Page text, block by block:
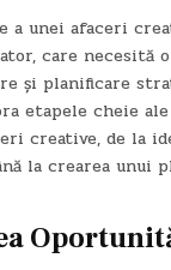
a unei afaceri
care necesită
și planificare
etapele cheie
creative, de la
la crearea unui